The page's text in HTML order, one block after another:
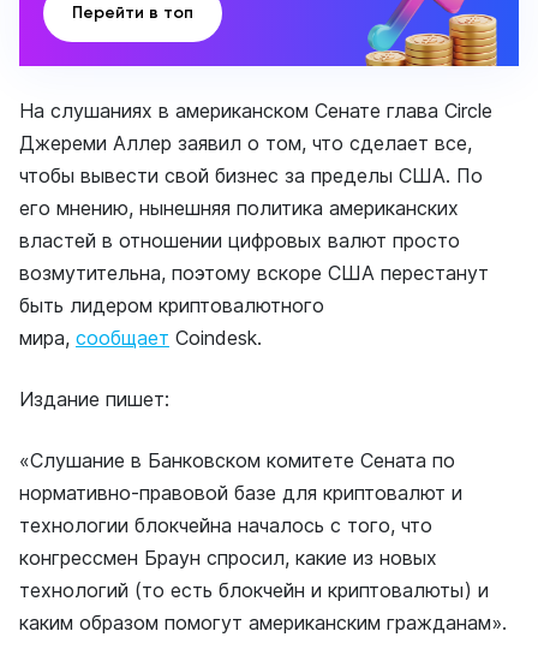
Перейти в топ
На слушаниях в американском Сенате глава Circle
Джереми Аллер заявил о том, что сделает все,
чтобы вывести свой бизнес за пределы США. По
его мнению, нынешняя политика американских
властей в отношении цифровых валют просто
возмутительна, поэтому вскоре США перестанут
быть лидером криптовалютного
мира, сообщает Coindesk.
Издание пишет:
«Слушание в Банковском комитете Сената по
нормативно-правовой базе для криптовалют и
технологии блокчейна началось с того, что
конгрессмен Браун спросил, какие из новых
технологий (то есть блокчейн и криптовалюты) и
каким образом помогут американским гражданам».